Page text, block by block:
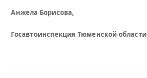
Анжела Борисова,
Госавтоинспекция Тюменской области